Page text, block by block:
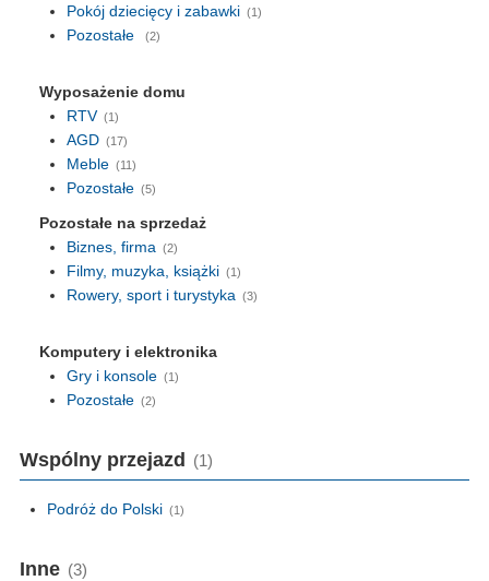
Pokój dziecięcy i zabawki (1)
Pozostałe (2)
Wyposażenie domu
RTV (1)
AGD (17)
Meble (11)
Pozostałe (5)
Pozostałe na sprzedaż
Biznes, firma (2)
Filmy, muzyka, książki (1)
Rowery, sport i turystyka (3)
Komputery i elektronika
Gry i konsole (1)
Pozostałe (2)
Wspólny przejazd (1)
Podróż do Polski (1)
Inne (3)